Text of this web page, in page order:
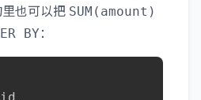
也可以把 SUM(amount)
BY ：